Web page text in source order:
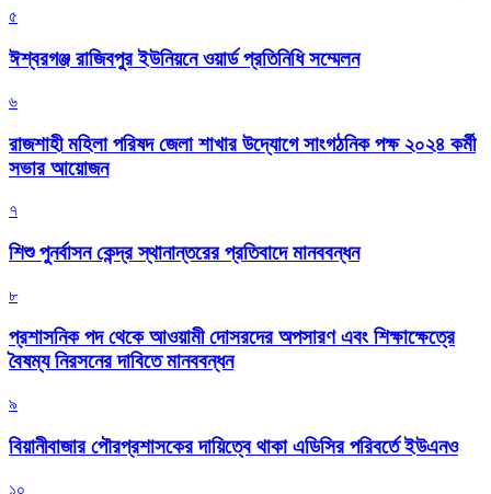
৫
ঈশ্বরগঞ্জ রাজিবপুর ইউনিয়নে ওয়ার্ড প্রতিনিধি সম্মেলন
৬
রাজশাহী মহিলা পরিষদ জেলা শাখার উদ্যোগে সাংগঠনিক পক্ষ ২০২৪ কর্মী
সভার আয়োজন
৭
শিশু পুনর্বাসন কেন্দ্র স্থানান্তরের প্রতিবাদে মানববন্ধন
৮
প্রশাসনিক পদ থেকে আওয়ামী দোসরদের অপসারণ এবং শিক্ষাক্ষেত্রে
বৈষম্য নিরসনের দাবিতে মানববন্ধন
৯
বিয়ানীবাজার পৌরপ্রশাসকের দায়িত্বে থাকা এডিসির পরিবর্তে ইউএনও
১০